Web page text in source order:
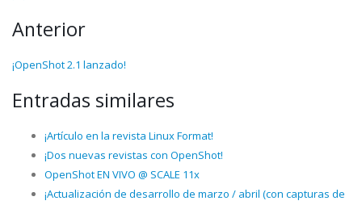
Anterior
¡OpenShot 2.1 lanzado!
Entradas similares
¡Artículo en la revista Linux Format!
¡Dos nuevas revistas con OpenShot!
OpenShot EN VIVO @ SCALE 11x
¡Actualización de desarrollo de marzo / abril (con capturas de